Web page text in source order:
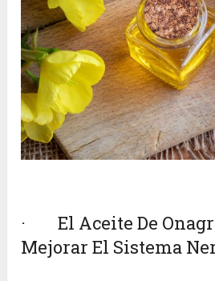
· El Aceite De
Mejorar El Sistema